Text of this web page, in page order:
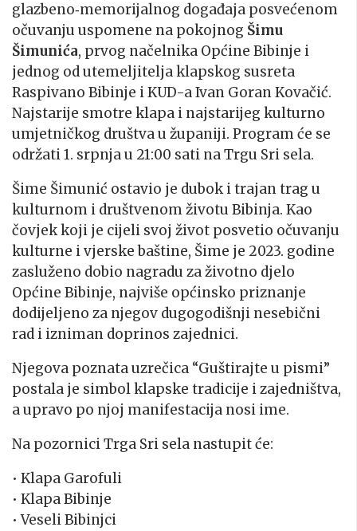
glazbeno‑memorijalnog događaja posvećenom
očuvanju uspomene na pokojnog Šimu
Šimunića, prvog načelnika Općine Bibinje i
jednog od utemeljitelja klapskog susreta
Raspivano Bibinje i KUD-a Ivan Goran Kovačić.
Najstarije smotre klapa i najstarijeg kulturno
umjetničkog društva u županiji. Program će se
održati 1. srpnja u 21:00 sati na Trgu Sri sela.
Šime Šimunić ostavio je dubok i trajan trag u
kulturnom i društvenom životu Bibinja. Kao
čovjek koji je cijeli svoj život posvetio očuvanju
kulturne i vjerske baštine, Šime je 2023. godine
zasluženo dobio nagradu za životno djelo
Općine Bibinje, najviše općinsko priznanje
dodijeljeno za njegov dugogodišnji nesebični
rad i izniman doprinos zajednici.
Njegova poznata uzrečica “Guštirajte u pismi”
postala je simbol klapske tradicije i zajedništva,
a upravo po njoj manifestacija nosi ime.
Na pozornici Trga Sri sela nastupit će:
• Klapa Garofuli
• Klapa Bibinje
• Veseli Bibinjci